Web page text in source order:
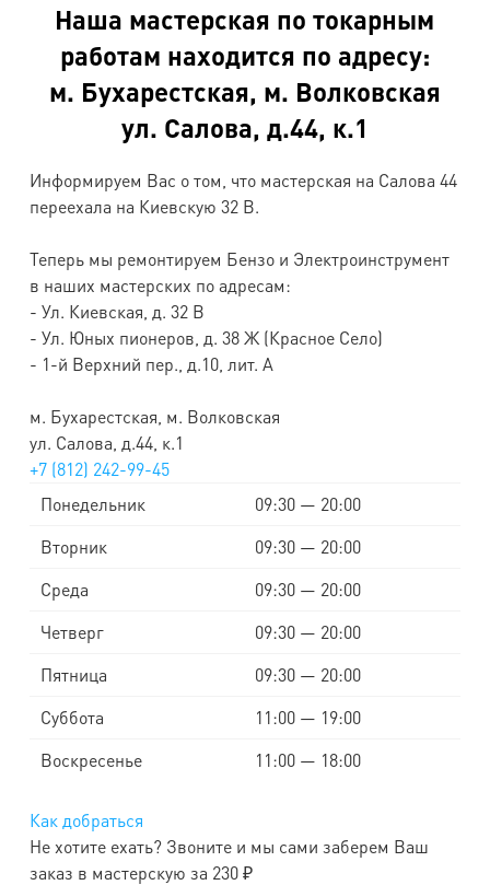
Наша мастерская по токарным
работам находится по адресу:
м. Бухарестская, м. Волковская
ул. Салова, д.44, к.1
Информируем Вас о том, что мастерская на Салова 44
переехала на Киевскую 32 B.
Теперь мы ремонтируем Бензо и Электроинструмент
в наших мастерских по адресам:
- Ул. Киевская, д. 32 В
- Ул. Юных пионеров, д. 38 Ж (Красное Село)
- 1-й Верхний пер., д.10, лит. А
м. Бухарестская, м. Волковская
ул. Салова, д.44, к.1
+7 (812) 242-99-45
Понедельник
09:30 — 20:00
Вторник
09:30 — 20:00
Среда
09:30 — 20:00
Четверг
09:30 — 20:00
Пятница
09:30 — 20:00
Суббота
11:00 — 19:00
Воскресенье
11:00 — 18:00
Как добраться
Не хотите ехать? Звоните и мы сами заберем Ваш
заказ в мастерскую за 230 ₽